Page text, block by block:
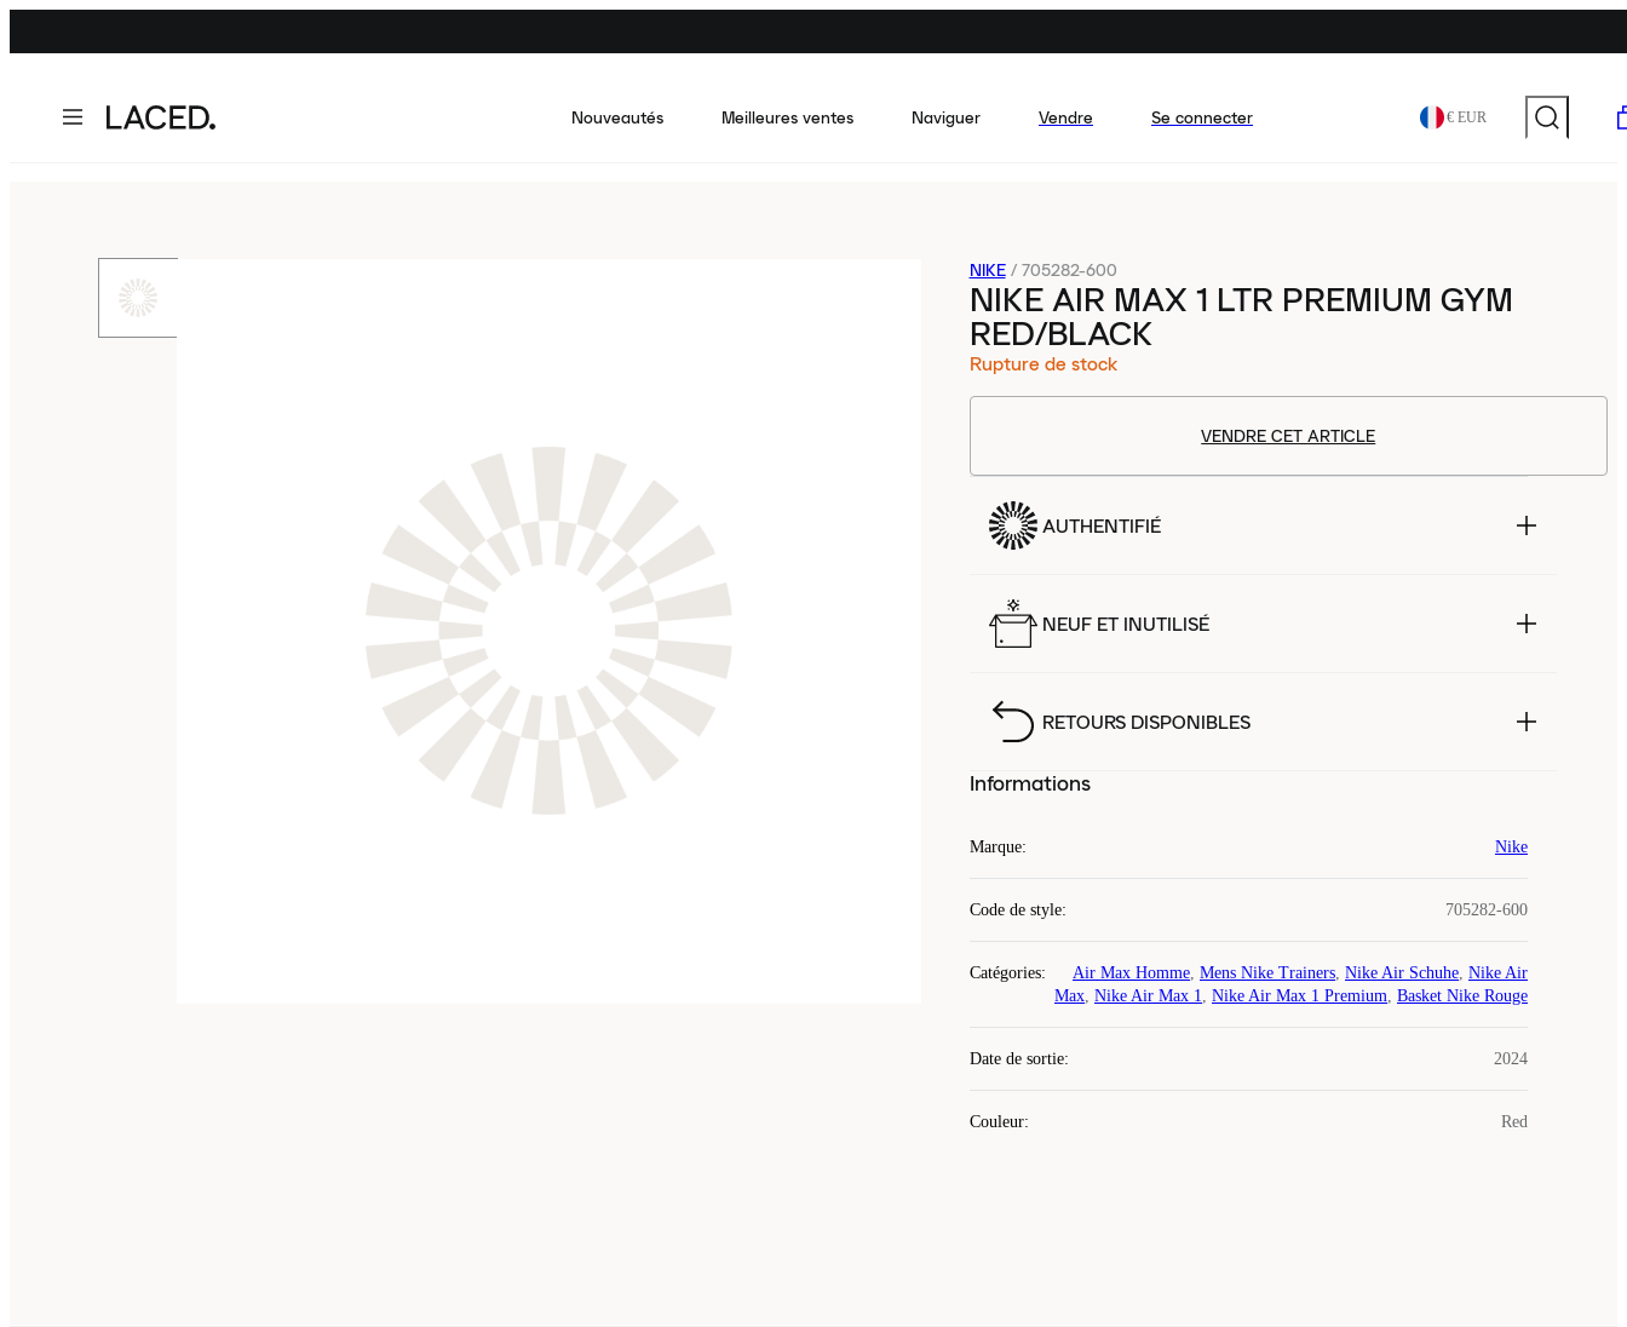
Nouveautés Meilleures ventes Naviguer Vendre Se connecter € EUR
NIKE / 705282-600
NIKE AIR MAX 1 LTR PREMIUM GYM
RED/BLACK
Rupture de stock
VENDRE CET ARTICLE
AUTHENTIFIÉ
NEUF ET INUTILISÉ
RETOURS DISPONIBLES
Informations
Marque: Nike
Code de style: 705282-600
Catégories: Air Max Homme, Mens Nike Trainers, Nike Air Schuhe, Nike Air
Max, Nike Air Max 1, Nike Air Max 1 Premium, Basket Nike Rouge
Date de sortie: 2024
Couleur: Red